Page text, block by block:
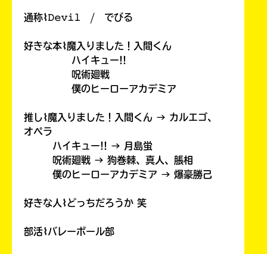
通称⌇𝙳𝚎𝚟𝚒𝚕 / でびる
好きな本⌇魔入りました！入間くん
ハイキュー!!
呪術廻戦
僕のヒーローアカデミア
推し⌇魔入りました！入間くん → カルエゴ、
オペラ
ハイキュー!! → 月島蛍
呪術廻戦 → 狗巻棘、真人、脹相
僕のヒーローアカデミア → 爆豪勝己
好きな人⌇どっちだろうか 笑
部活⌇バレーボール部